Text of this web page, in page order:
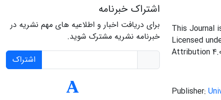
This Journal
Licensed
Attribution
Publisher:
اشتراک خبرنامه
برای دریافت اخبار و اطلاعیه های مهم نشریه در
خبرنامه نشریه مشترک شوید.
اشتراک